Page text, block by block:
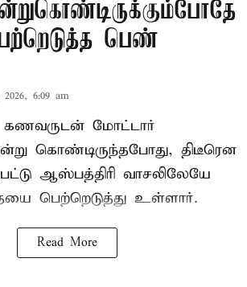
பெண்
6:09 am
கணவருடன் மோட்டார்
கொண்டிருந்தபோது, திடீரென
ஆஸ்பத்திரி வாசலிலேயே
பெற்றெடுத்து உள்ளார்.
Read More